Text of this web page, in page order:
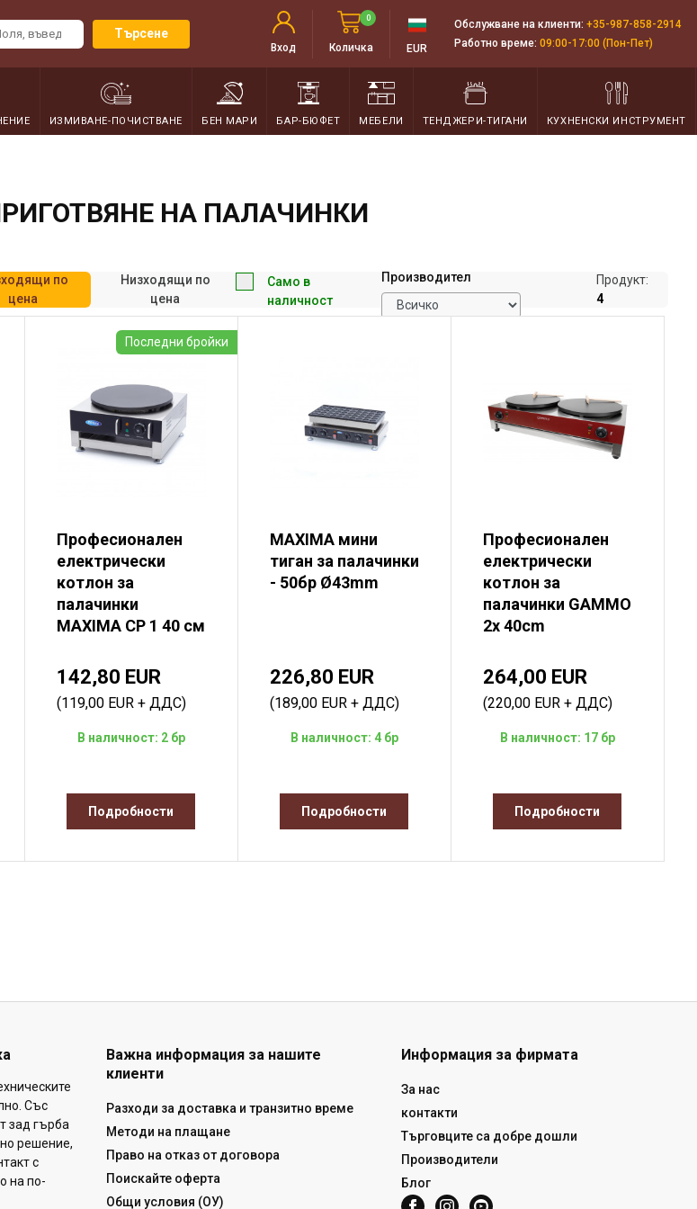
Търсене
Вход Количка
0
EUR
Обслужване на клиенти: +35-987-858-2914
Работно време: 09:00-17:00 (Пон-Пет)
ИЗМИВАНЕ-ПОЧИСТВАНЕ БЕН МАРИ БАР-БЮФЕТ МЕБЕЛИ ТЕНДЖЕРИ-ТИГАНИ КУХНЕНСКИ ИНСТРУМЕНТ
НА ПАЛАЧИНКИ
по
цена
Низходящи по
цена
Само в
наличност
Производител
Продукт:
4
Последни бройки
Професионален
електрически
котлон за
палачинки
MAXIMA CP 1 40 см
142,80 EUR
(119,00 EUR + ДДС)
В наличност: 2 бр
Подробности
MAXIMA мини
тиган за палачинки
- 50бр Ø43mm
226,80 EUR
(189,00 EUR + ДДС)
В наличност: 4 бр
Подробности
Професионален
електрически
котлон за
палачинки GAMMO
2x 40cm
264,00 EUR
(220,00 EUR + ДДС)
В наличност: 17 бр
Подробности
Със
зад гърба
решение,
с
на по-
Важна информация за нашите
клиенти
Разходи за доставка и транзитно време
Методи на плащане
Право на отказ от договора
Поискайте оферта
Общи условия (ОУ)
Информация за фирмата
За нас
контакти
Търговците са добре дошли
Производители
Блог